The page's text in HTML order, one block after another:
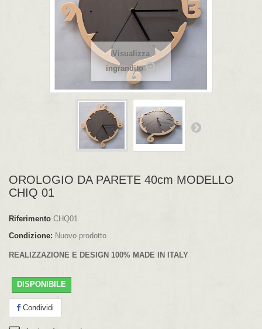
Visualizza
ingrandito
OROLOGIO DA PARETE 40cm MODELLO
CHIQ 01
Riferimento CHQ01
Condizione: Nuovo prodotto
REALIZZAZIONE E DESIGN 100% MADE IN ITALY
DISPONIBILE
Condividi